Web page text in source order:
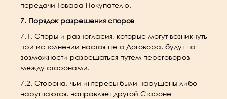
передачи Товара Покупателю.
7. Порядок разрешения споров
7.1. Споры и разногласия, которые могут возникнуть
при исполнении настоящего Договора, будут по
возможности разрешаться путем переговоров
между сторонами.
7.2. Сторона, чьи интересы были нарушены либо
нарушаются, направляет другой Стороне